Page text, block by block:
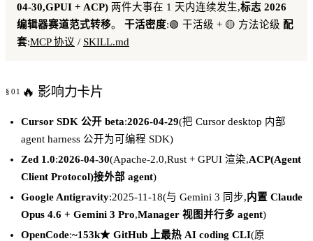
04-30,GPUI + ACP) 两件大事在 1 天内连续发生,标志 2026
编辑器赛道范式转移。 干活密度:🟢 干活级 + 🟡 方法论级 配
套:MCP 协议 / SKILL.md
🔥 影响力卡片
Cursor SDK 公开 beta:2026-04-29(把 Cursor desktop 内部
agent harness 公开为可编程 SDK)
Zed 1.0:2026-04-30(Apache-2.0,Rust + GPUI 渲染,ACP(Agent
Client Protocol)接外部 agent)
Google Antigravity:2025-11-18(与 Gemini 3 同步,内置 Claude
Opus 4.6 + Gemini 3 Pro,Manager 视图并行多 agent)
OpenCode:~153k★ GitHub 上最热 AI coding CLI(原